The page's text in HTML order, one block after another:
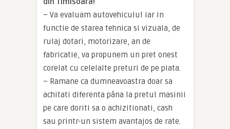
– Va evaluam autovehiculul iar in
functie de starea tehnica si vizuala, de
rulaj dotari, motorizare, an de
fabricatie, va propunem un pret onest
corelat cu celelalte preturi de pe piata.
– Ramane ca dumneavoastra doar sa
achitati diferenta pâna la pretul masinii
pe care doriti sa o achizitionati, cash
sau printr-un sistem avantajos de rate.